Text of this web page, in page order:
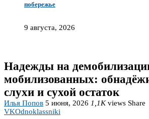
побережье
9 августа, 2026
Надежды на
мобилизованных:
слухи и сухой остаток
Илья Попов 5 июня, 2026 1,1Kviews Share
VKOdnoklassniki